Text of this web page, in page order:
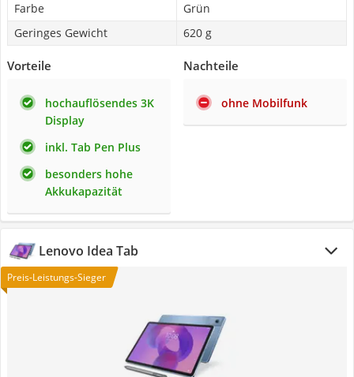
Farbe
Grün
Geringes Gewicht
620 g
Vorteile
hochauflösendes 3K
Display
inkl. Tab Pen Plus
besonders hohe
Akkukapazität
Nachteile
ohne Mobilfunk
Lenovo Idea Tab
Preis-Leistungs-Sieger